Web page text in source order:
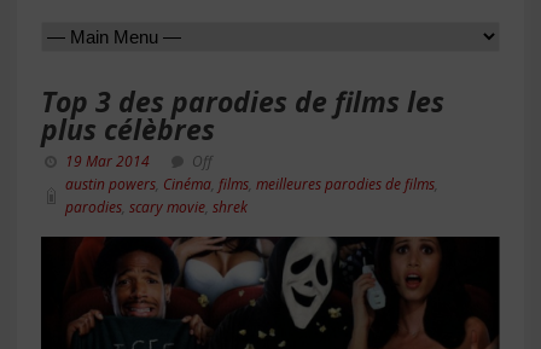
Top 3 des parodies de films les
plus célèbres
19 Mar 2014
Off
austin powers Cinéma films meilleures parodies de films
parodies scary movie shrek